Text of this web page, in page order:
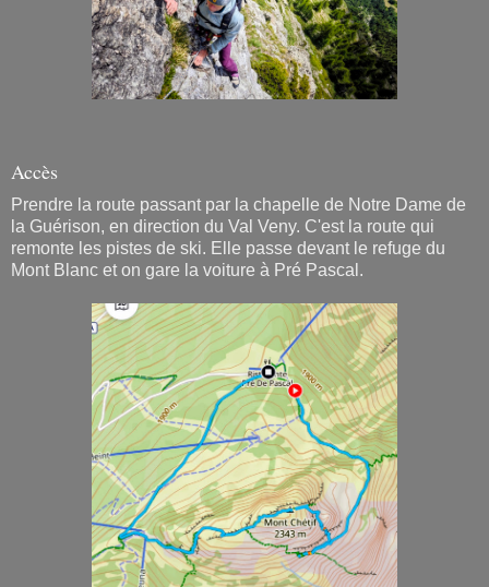
Accès
Prendre la route passant par la chapelle de Notre Dame de
la Guérison, en direction du Val Veny. C'est la route qui
remonte les pistes de ski. Elle passe devant le refuge du
Mont Blanc et on gare la voiture à Pré Pascal.